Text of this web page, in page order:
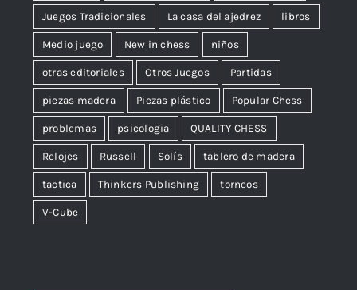
Juegos Tradicionales La casa del ajedrez libros
Medio juego New in chess niños
otras editoriales Otros Juegos Partidas
piezas madera Piezas plástico Popular Chess
problemas psicologia QUALITY CHESS
Relojes Russell Solís tablero de madera
tactica Thinkers Publishing torneos
V-Cube